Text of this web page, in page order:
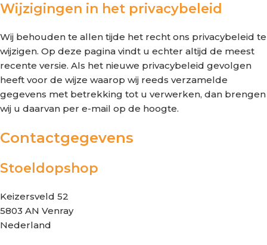
Wijzigingen in het privacybeleid
Wij behouden te allen tijde het recht ons privacybeleid te
wijzigen. Op deze pagina vindt u echter altijd de meest
recente versie. Als het nieuwe privacybeleid gevolgen
heeft voor de wijze waarop wij reeds verzamelde
gegevens met betrekking tot u verwerken, dan brengen
wij u daarvan per e-mail op de hoogte.
Contactgegevens
Stoeldopshop
Keizersveld 52
5803 AN Venray
Nederland